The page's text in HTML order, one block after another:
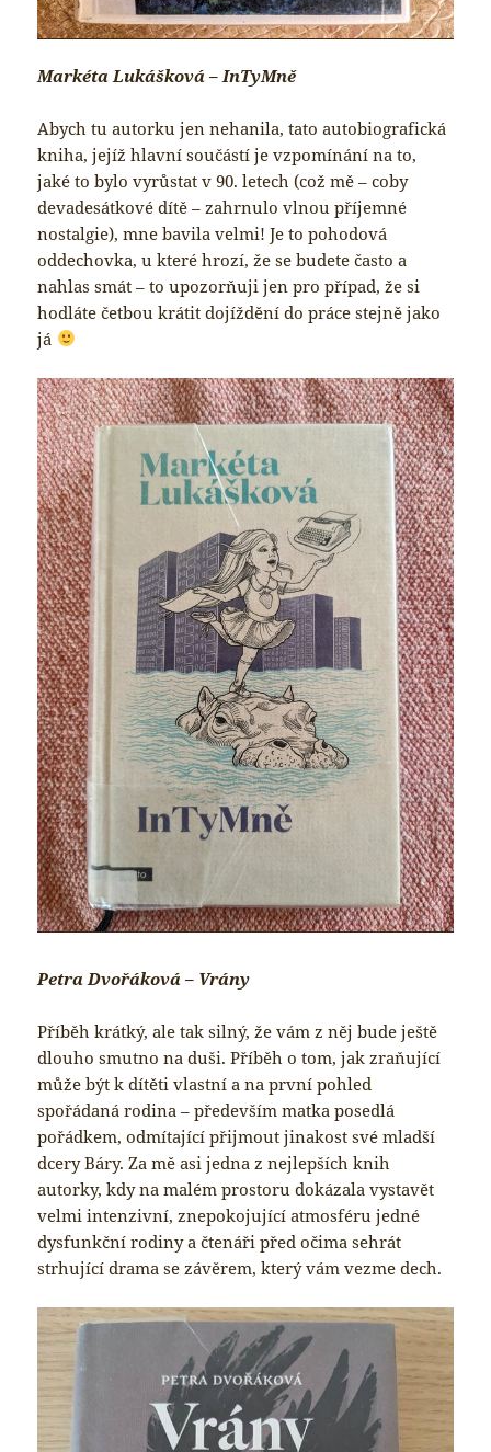
Markéta Lukášková – InTyMně
Abych tu autorku jen nehanila, tato autobiografická
kniha, jejíž hlavní součástí je vzpomínání na to,
jaké to bylo vyrůstat v 90. letech (což mě – coby
devadesátkové dítě – zahrnulo vlnou příjemné
nostalgie), mne bavila velmi! Je to pohodová
oddechovka, u které hrozí, že se budete často a
nahlas smát – to upozorňuji jen pro případ, že si
hodláte četbou krátit dojíždění do práce stejně jako
já
Petra Dvořáková – Vrány
Příběh krátký, ale tak silný, že vám z něj bude ještě
dlouho smutno na duši. Příběh o tom, jak zraňující
může být k dítěti vlastní a na první pohled
spořádaná rodina – především matka posedlá
pořádkem, odmítající přijmout jinakost své mladší
dcery Báry. Za mě asi jedna z nejlepších knih
autorky, kdy na malém prostoru dokázala vystavět
velmi intenzivní, znepokojující atmosféru jedné
dysfunkční rodiny a čtenáři před očima sehrát
strhující drama se závěrem, který vám vezme dech.